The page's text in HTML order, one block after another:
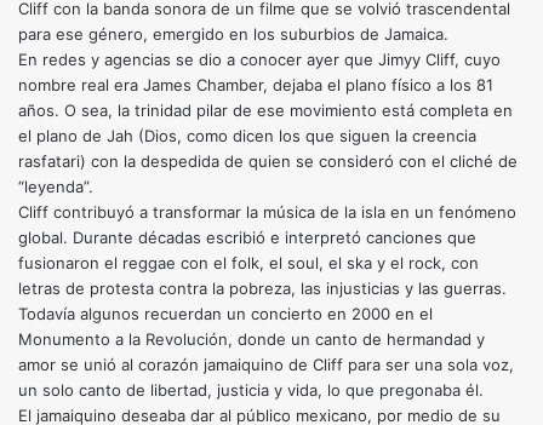
Cliff con la banda sonora de un filme que se volvió trascendental
para ese género, emergido en los suburbios de Jamaica.
En redes y agencias se dio a conocer ayer que Jimyy Cliff, cuyo
nombre real era James Chamber, dejaba el plano físico a los 81
años. O sea, la trinidad pilar de ese movimiento está completa en
el plano de Jah (Dios, como dicen los que siguen la creencia
rasfatari) con la despedida de quien se consideró con el cliché de
“leyenda”.
Cliff contribuyó a transformar la música de la isla en un fenómeno
global. Durante décadas escribió e interpretó canciones que
fusionaron el reggae con el folk, el soul, el ska y el rock, con
letras de protesta contra la pobreza, las injusticias y las guerras.
Todavía algunos recuerdan un concierto en 2000 en el
Monumento a la Revolución, donde un canto de hermandad y
amor se unió al corazón jamaiquino de Cliff para ser una sola voz,
un solo canto de libertad, justicia y vida, lo que pregonaba él.
El jamaiquino deseaba dar al público mexicano, por medio de su